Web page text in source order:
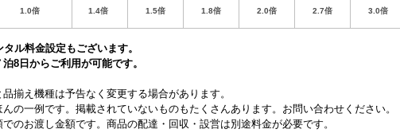
1.0倍 1.4倍 1.5倍 1.8倍 2.0倍 2.7倍 3.0倍
ル料金設定もございます。
8日からご利用が可能です。
品揃え機種は予告なく変更する場合があります。
んの一例です。掲載されていないものもたくさんあります。お問い合わせください。
でのお渡し金額です。商品の配達・回収・設営は別途料金が必要です。